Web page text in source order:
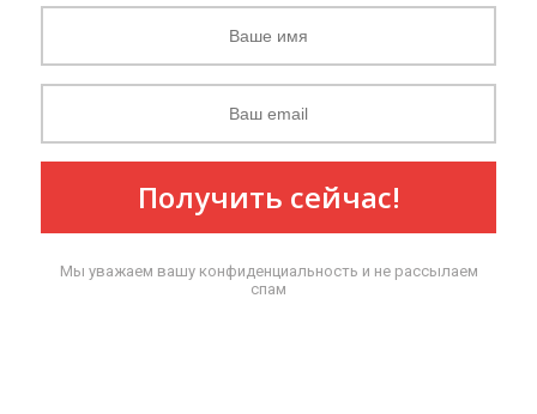
Получить сейчас!
Мы уважаем вашу конфиденциальность и не рассылаем
спам